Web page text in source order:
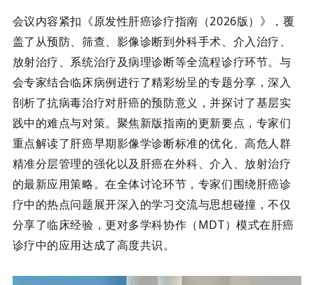
会议内容紧扣《原发性肝癌诊疗指南（2026版）》，覆
盖了从预防、筛查、影像诊断到外科手术、介入治疗、
放射治疗、 系统治疗及病理诊断等全流程诊疗环节。与
会专家结合临床病例进行了精彩纷呈的专题分享，深入
剖析了抗病毒治疗对肝癌的预防意义，并探讨了基层实
践中的难点与对策。聚焦新版指南的更新要点，专家们
重点解读了肝癌早期影像学诊断标准的优化、高危人群
精准分层管理的强化以及 肝癌在外科、介入、放射治疗
的最新应用策略。在全体讨论环节，专家们围绕肝癌诊
疗中的热点问题展开深入的学习交流与思想碰撞，不仅
分享了临床经验，更对多学科协作（MDT）模式在肝癌
诊疗中的应用达成了高度共识。